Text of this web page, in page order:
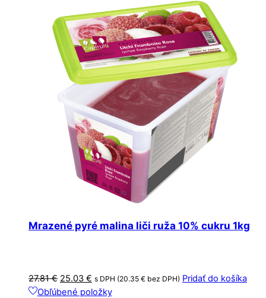
Mrazené pyré malina liči ruža 10% cukru 1kg
27.81€ Pôvodná
cena
25.03 € Aktuálna
cena
s DPH (20.35 € bez DPH) Pridať do košíka
Obľúbené položky